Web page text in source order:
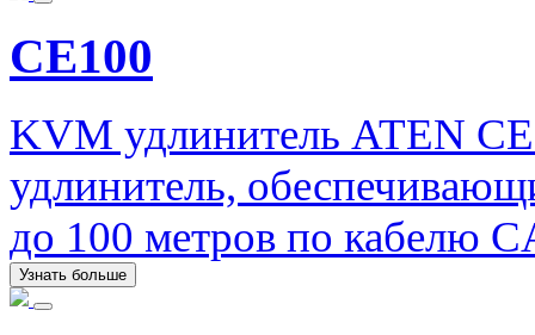
CE100
KVM удлинитель ATEN
удлинитель,
до 100 метров по кабелю
Узнать больше